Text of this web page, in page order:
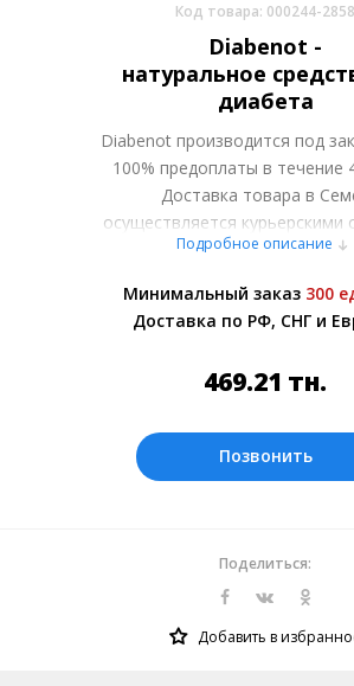
Код товара: 000244-2858
Diabenot -
натуральное
диабета
Diabenot производится под
100% предоплаты в течение
Доставка товара в
осуществляется курьерскими
или самовывозом со склада в
менеджером.
Оплата производится в
06.08.2026. Текущий курс 10
Подробное описание
Минимальный заказ 300
Доставка по РФ, СНГ и
469.21 тн.
Позвонить
Поделиться:
Добавить в